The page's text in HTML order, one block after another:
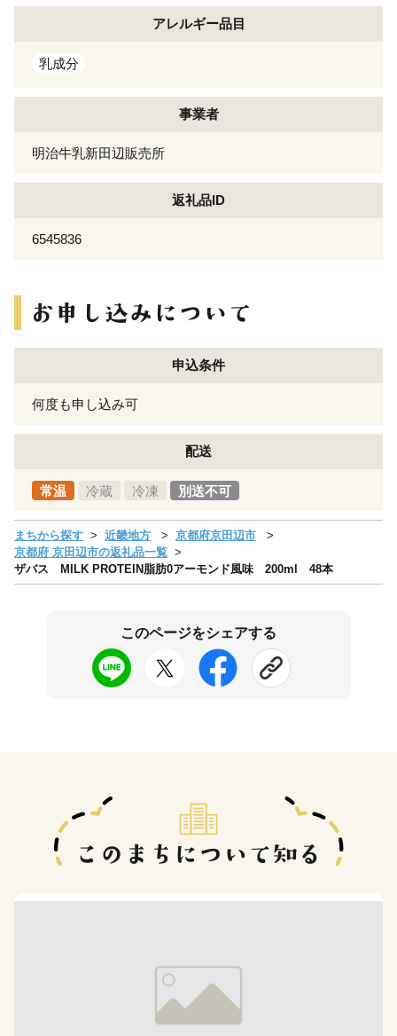
アレルギー品目
乳成分
事業者
明治牛乳新田辺販売所
返礼品ID
6545836
申込条件
何度も申し込み可
配送
常温 冷蔵 冷凍 別送不可
まちから探す 近畿地方
京都府京田辺市
京都府 京田辺市の返礼品一覧
ザバス MILK PROTEIN脂肪0アーモンド風味 200ml 48本
このページをシェアする